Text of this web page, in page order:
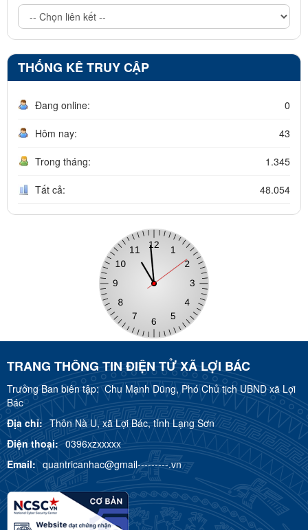
THỐNG KÊ TRUY CẬP
Đang online: 0
Hôm nay: 43
Trong tháng: 1.345
Tất cả: 48.054
TRANG THÔNG TIN ĐIỆN TỬ XÃ LỢI BÁC
Trưởng Ban biên tập:Chu Mạnh Dũng, Phó Chủ tịch UBND xã Lợi
Bác
Địa chỉ: Thôn Nà U, xã Lợi Bác, tỉnh Lạng Sơn
Điện thoại: 0396xzxxxxx
Email: quantricanhac@gmail---------.vn